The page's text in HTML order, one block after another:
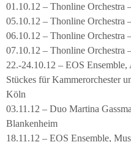
01.10.12 – Thonline Orchestra
05.10.12 – Thonline Orchestra
06.10.12 – Thonline Orchestra
07.10.12 – Thonline Orchestra
22.-24.10.12 – EOS
Stückes für Kammerorchester
Köln
03.11.12 – Duo Martina
Blankenheim
18.11.12 – EOS Ensemble,